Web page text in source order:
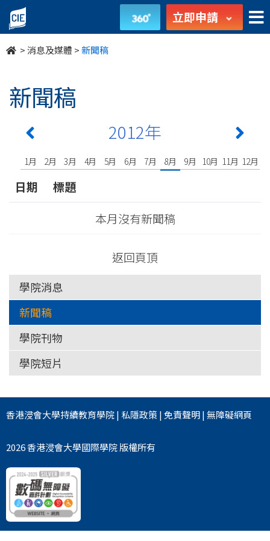
undefined 立即申請
>消息及媒體 >新聞稿
新聞稿
2012年
1月 2月 3月 4月 5月 6月 7月 8月 9月 10月 11月 12月
日期
標題
本月沒有新聞稿
返回頁頂
學院消息
新聞稿
學院刊物
學院短片
香港浸會大學持續教育學院| 私隱政策|免責聲明|無障礙網頁
2026 香港浸會大學國際學院 版權所有